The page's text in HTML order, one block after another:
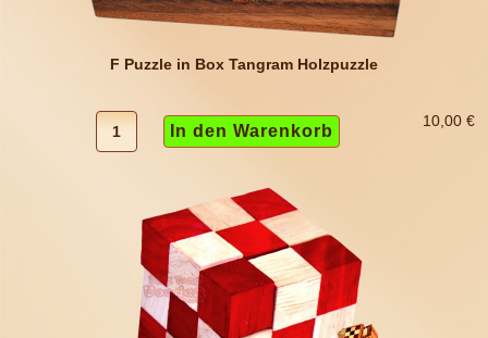
F Puzzle in Box Tangram Holzpuzzle
10,00 €